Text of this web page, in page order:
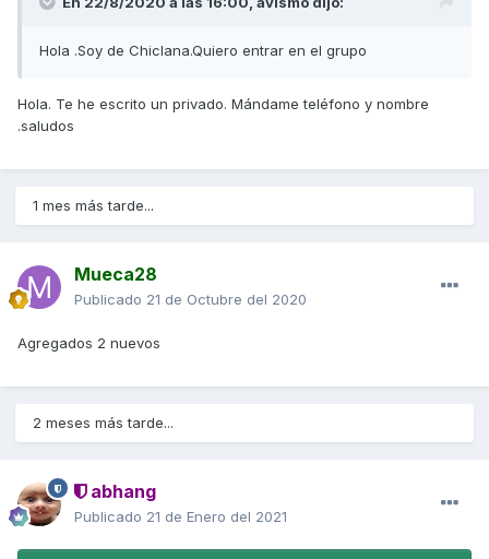
Hola .Soy de Chiclana.Quiero entrar en el grupo
Hola. Te he escrito un privado. Mándame teléfono y nombre
.saludos
1 mes más tarde...
Mueca28
Publicado 21 de Octubre del 2020
Agregados 2 nuevos
2 meses más tarde...
abhang
Publicado 21 de Enero del 2021